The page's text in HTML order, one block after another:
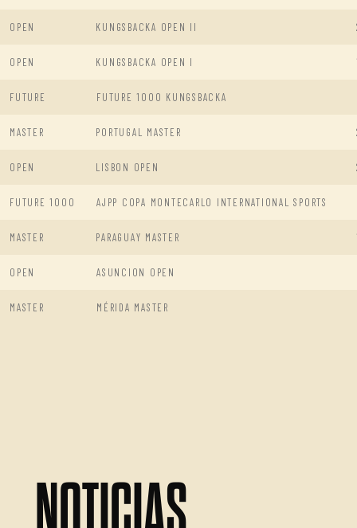
OPEN KUNGSBACKA OPEN II
OPEN KUNGSBACKA OPEN I
FUTURE FUTURE 1000 KUNGSBACKA
MASTER PORTUGAL MASTER
OPEN LISBON OPEN
FUTURE 1000 AJPP COPA MONTECARLO INTERNATIONAL SPORTS
MASTER PARAGUAY MASTER
OPEN ASUNCION OPEN
MASTER MÉRIDA MASTER
NOTICIAS